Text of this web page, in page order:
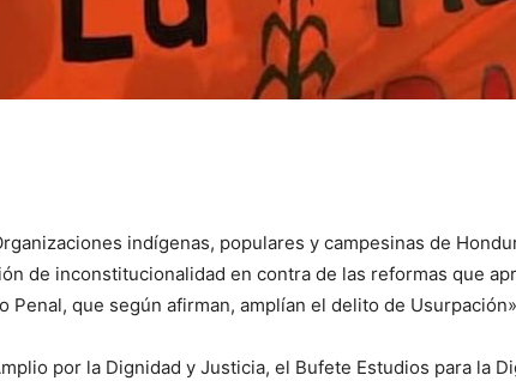
indígenas, populares y campesinas de
de inconstitucionalidad en contra de las reformas que
Penal, que según afirman, amplían el delito de
por la Dignidad y Justicia, el Bufete Estudios para la